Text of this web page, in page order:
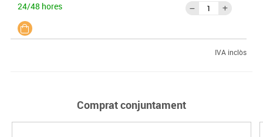
24/48 hores
IVA inclòs
Comprat conjuntament